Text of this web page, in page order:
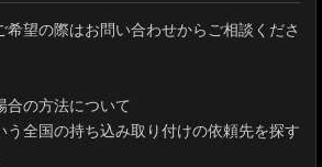
エンタ
希望の際はお問い合わせからご相談くださ
合の方法について
う全国の持ち込み取り付けの依頼先を探す